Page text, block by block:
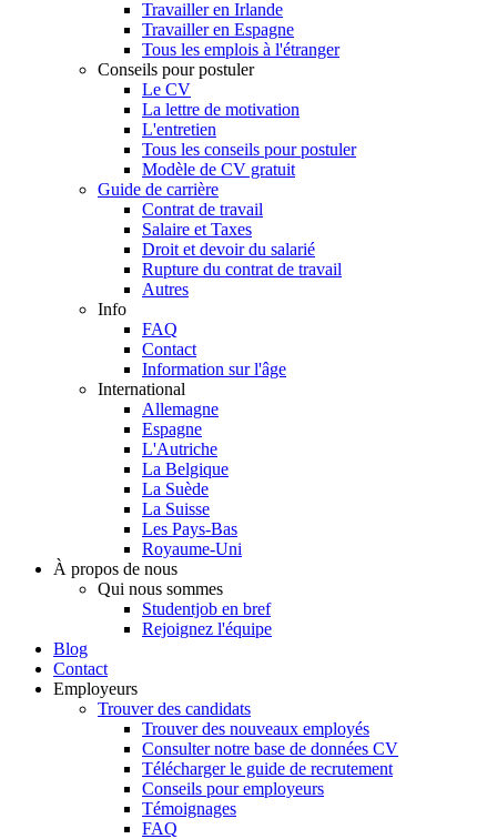
Travailler en Irlande
Travailler en Espagne
Tous les emplois à l'étranger
Conseils pour postuler
Le CV
La lettre de motivation
L'entretien
Tous les conseils pour postuler
Modèle de CV gratuit
Guide de carrière
Contrat de travail
Salaire et Taxes
Droit et devoir du salarié
Rupture du contrat de travail
Autres
Info
FAQ
Contact
Information sur l'âge
International
Allemagne
Espagne
L'Autriche
La Belgique
La Suède
La Suisse
Les Pays-Bas
Royaume-Uni
À propos de nous
Qui nous sommes
Studentjob en bref
Rejoignez l'équipe
Blog
Contact
Employeurs
Trouver des candidats
Trouver des nouveaux employés
Consulter notre base de données CV
Télécharger le guide de recrutement
Conseils pour employeurs
Témoignages
FAQ